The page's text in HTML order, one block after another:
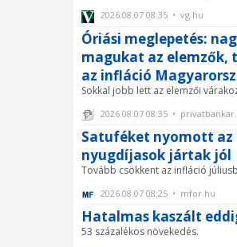
2026.08.07 08:35 • vg.hu
Óriási meglepetés:
magukat az elemzők,
az infláció
Sokkal jobb lett az elemzői
2026.08.07 08:35 •
Satuféket nyomott az
nyugdíjasok jártak jól
Tovább csökkent az infláció
2026.08.07 08:25 • mfor.hu
Hatalmas kaszált
53 százalékos növekedés.